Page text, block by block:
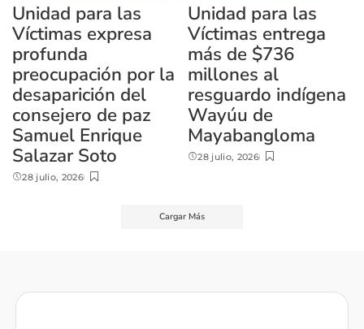
Unidad para las
Víctimas expresa
profunda
preocupación por la
desaparición del
consejero de paz
Samuel Enrique
Salazar Soto
28 julio, 2026
Unidad para las
Víctimas entrega
más de $736
millones al
resguardo indígena
Wayúu de
Mayabangloma
28 julio, 2026
Cargar Más